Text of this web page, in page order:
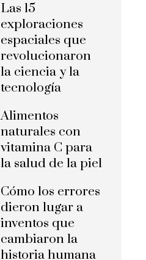
Las 15
exploraciones
espaciales que
revolucionaron
la ciencia y la
tecnología
Alimentos
naturales con
vitamina C para
la salud de la piel
Cómo los errores
dieron lugar a
inventos que
cambiaron la
historia humana